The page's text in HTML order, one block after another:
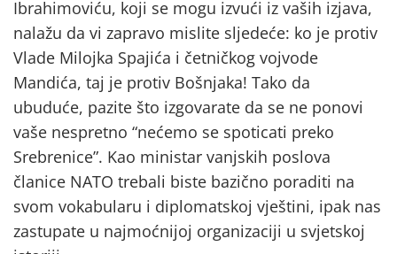
Ibrahimoviću, koji se mogu izvući iz vaših izjava,
nalažu da vi zapravo mislite sljedeće: ko je protiv
Vlade Milojka Spajića i četničkog vojvode
Mandića, taj je protiv Bošnjaka! Tako da
ubuduće, pazite što izgovarate da se ne ponovi
vaše nespretno “nećemo se spoticati preko
Srebrenice”. Kao ministar vanjskih poslova
članice NATO trebali biste bazično poraditi na
svom vokabularu i diplomatskoj vještini, ipak nas
zastupate u najmoćnijoj organizaciji u svjetskoj